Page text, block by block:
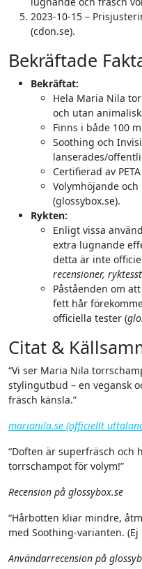
2023-10-15 –
(cdon.se).
Bekräftade
Bekräftat:
Hela Maria Nila
och utan
Finns i både 100
Soothing och
lanserades/
Certifierad av
Volymhöjande
(glossybox.se).
Rykten:
Enligt vissa
extra lugnande
detta är inte
recensioner,
Påståenden om
fett hår
officiella tester (
Citat &
“Vi ser Maria Nila torrschampo som en naturlig del av vårt
stylingutbud – en vegansk
fräsch känsla.”
marianila.se (officiellt
“Doften är superfräsch och håret känns aldrig strävt – bästa
torrschampot för volym!”
Recension på glossybox.se
“Hårbotten kliar mindre, åtminstone enligt min upplevelse
med Soothing-varianten.
Användarrecension på